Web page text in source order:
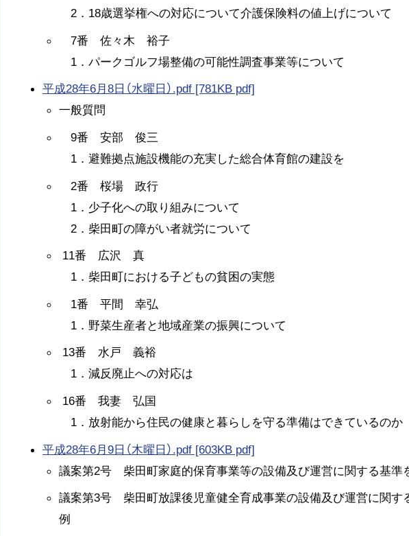
2．18歳選挙権への対応について介護保険料の値上げについて
7番 佐々木 裕子
1．パークゴルフ場整備の可能性調査事業等について
平成28年6月8日（水曜日）.pdf [781KB pdf]
一般質問
9番 安部 俊三
1．避難拠点施設機能の充実した総合体育館の建設を
2番 桜場 政行
1．少子化への取り組みについて
2．柴田町の障がい者就労について
11番 広沢 真
1．柴田町における子どもの貧困の実態
1番 平間 幸弘
1．野菜生産者と地域産業の振興について
13番 水戸 義裕
1．減反廃止への対応は
16番 我妻 弘国
1．放射能から住民の健康と暮らしを守る準備はできているのか
平成28年6月9日（木曜日）.pdf [603KB pdf]
議案第2号 柴田町家庭的保育事業等の設備及び運営に関する基準
議案第3号 柴田町放課後児童健全育成事業の設備及び運営に関す
例